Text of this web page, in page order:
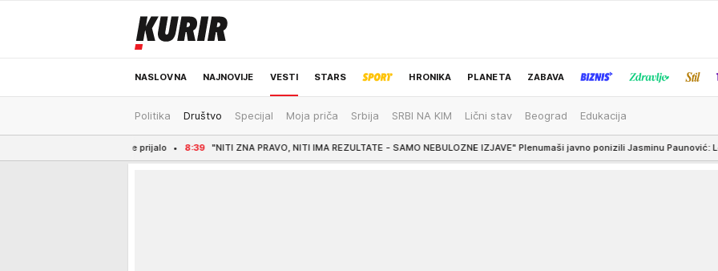
NASLOVNA NAJNOVIJE VESTI STARS HRONIKA PLANETA ZABAVA
ODRŽIVA BUDUĆNOST REGION NEWS IZBOR UREDNIKA
Politika Društvo Specijal Moja priča Srbija SRBI NA KIM Lični stav Beograd Edukacija
"NITI ZNA PRAVO, NITI IMA REZULTATE - SAMO NEBULOZNE IZJAVE" Plenumaši javno ponizili Jasminu Paunović: Leti sa blokaderske